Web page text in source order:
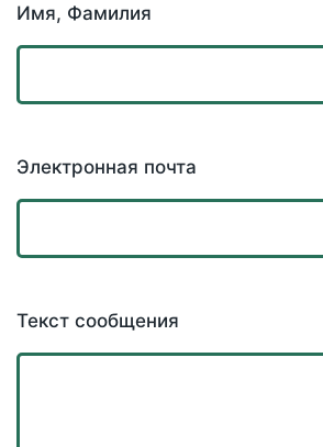
Имя, Фамилия
Электронная почта
Текст сообщения